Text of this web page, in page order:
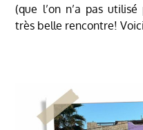
(que l’on n’a pas
très belle rencontre! Voici